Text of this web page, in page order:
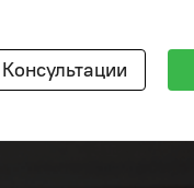
Консультации